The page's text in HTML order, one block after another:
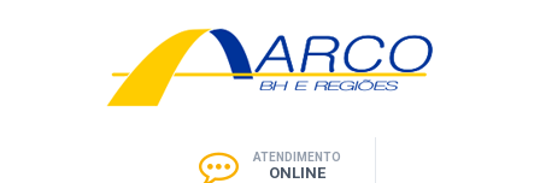
ATENDIMENTO
ONLINE